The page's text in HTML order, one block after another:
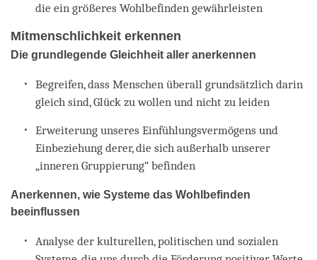
die ein größeres Wohlbefinden gewährleisten
Mitmenschlichkeit erkennen
Die grundlegende Gleichheit aller anerkennen
Begreifen, dass Menschen überall grundsätzlich darin
gleich sind, Glück zu wollen und nicht zu leiden
Erweiterung unseres Einfühlungsvermögens und
Einbeziehung derer, die sich außerhalb unserer
„inneren Gruppierung“ befinden
Anerkennen, wie Systeme das Wohlbefinden
beeinflussen
Analyse der kulturellen, politischen und sozialen